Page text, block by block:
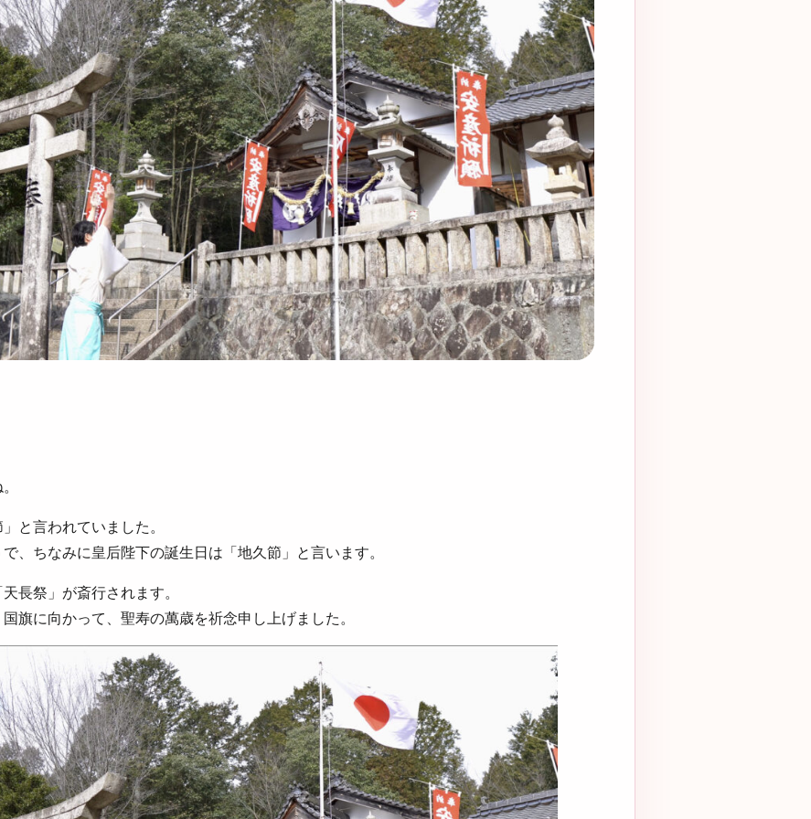
と言われていました。
、ちなみに皇后陛下の誕生日は「地久節」と言います。
長祭」が斎行されます。
旗に向かって、聖寿の萬歳を祈念申し上げました。